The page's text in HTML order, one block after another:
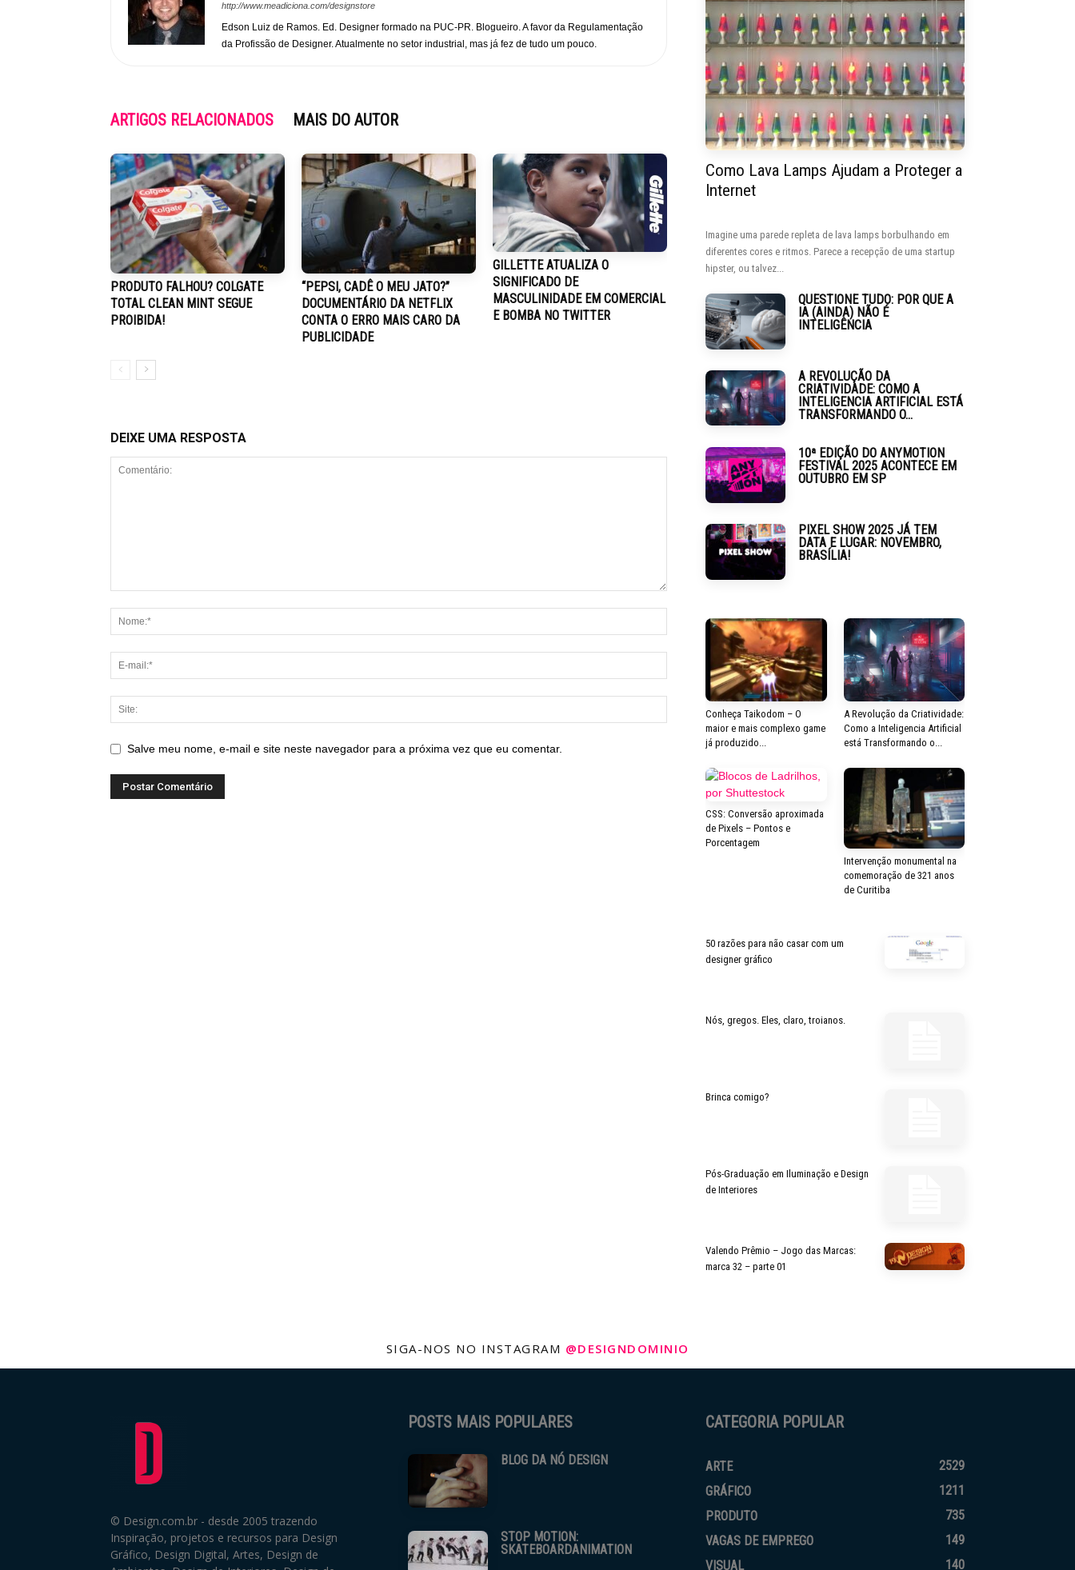
http://www.meadiciona.com/designstore
Edson Luiz de Ramos. Ed. Designer formado na PUC-PR. Blogueiro. A favor da Regulamentação
da Profissão de Designer. Atualmente no setor industrial, mas já fez de tudo um pouco.
ARTIGOS RELACIONADOS MAIS DO AUTOR
PRODUTO FALHOU? COLGATE
TOTAL CLEAN MINT SEGUE
PROIBIDA!
“PEPSI, CADÊ O MEU JATO?”
DOCUMENTÁRIO DA NETFLIX
CONTA O ERRO MAIS CARO DA
PUBLICIDADE
GILLETTE ATUALIZA O
SIGNIFICADO DE
MASCULINIDADE EM COMERCIAL
E BOMBA NO TWITTER
DEIXE UMA RESPOSTA
Salve meu nome, e-mail e site neste navegador para a próxima vez que eu comentar.
Como Lava Lamps Ajudam a Proteger a
Internet
Imagine uma parede repleta de lava lamps borbulhando em
diferentes cores e ritmos. Parece a recepção de uma startup
hipster, ou talvez...
QUESTIONE TUDO: POR QUE A
IA (AINDA) NÃO É
INTELIGÊNCIA
A REVOLUÇÃO DA
CRIATIVIDADE: COMO A
INTELIGENCIA ARTIFICIAL ESTÁ
TRANSFORMANDO O...
10ª EDIÇÃO DO ANYMOTION
FESTIVAL 2025 ACONTECE EM
OUTUBRO EM SP
PIXEL SHOW 2025 JÁ TEM
DATA E LUGAR: NOVEMBRO,
BRASÍLIA!
Conheça Taikodom – O
maior e mais complexo game
já produzido...
A Revolução da Criatividade:
Como a Inteligencia Artificial
está Transformando o...
CSS: Conversão aproximada
de Pixels – Pontos e
Porcentagem
Intervenção monumental na
comemoração de 321 anos
de Curitiba
50 razões para não casar com um
designer gráfico
Nós, gregos. Eles, claro, troianos.
Brinca comigo?
Pós-Graduação em Iluminação e Design
de Interiores
Valendo Prêmio – Jogo das Marcas:
marca 32 – parte 01
SIGA-NOS NO INSTAGRAM @DESIGNDOMINIO
© Design.com.br - desde 2005 trazendo
Inspiração, projetos e recursos para Design
Gráfico, Design Digital, Artes, Design de
POSTS MAIS POPULARES
BLOG DA NÓ DESIGN
STOP MOTION:
SKATEBOARDANIMATION
CATEGORIA POPULAR
ARTE
2529
GRÁFICO
1211
PRODUTO
735
VAGAS DE EMPREGO
149
VISUAL
140